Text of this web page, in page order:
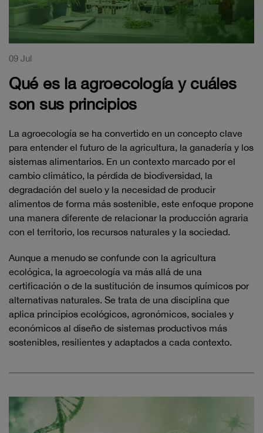
09 Jul
Qué es la agroecología y cuáles
son sus principios
La agroecología se ha convertido en un concepto clave
para entender el futuro de la agricultura, la ganadería y los
sistemas alimentarios. En un contexto marcado por el
cambio climático, la pérdida de biodiversidad, la
degradación del suelo y la necesidad de producir
alimentos de forma más sostenible, este enfoque propone
una manera diferente de relacionar la producción agraria
con el territorio, los recursos naturales y la sociedad.
Aunque a menudo se confunde con la agricultura
ecológica, la agroecología va más allá de una
certificación o de la sustitución de insumos químicos por
alternativas naturales. Se trata de una disciplina que
aplica principios ecológicos, agronómicos, sociales y
económicos al diseño de sistemas productivos más
sostenibles, resilientes y adaptados a cada contexto.